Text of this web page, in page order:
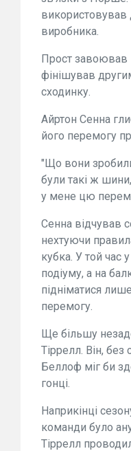
використовував
виробника.
Прост завоював
фінішував
сходинку.
Айртон Сенна
його перемогу
"Що вони
були такі ж
у мене цю
Сенна відчував
нехтуючи
кубка. У той час
подіуму, а на
підніматися
перемогу.
Ще більшу
Тіррелл. Він,
Беллоф міг би
гонці.
Наприкінці
команди було
Тіррелл